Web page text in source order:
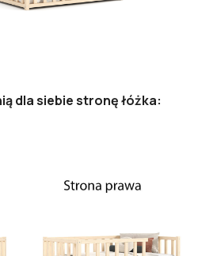
dla siebie stronę łóżka: